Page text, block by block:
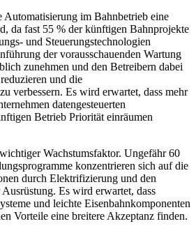
Automatisierung im Bahnbetrieb eine
da fast 55 % der künftigen Bahnprojekte
und Steuerungstechnologien
der vorausschauenden Wartung
zunehmen und den Betreibern dabei
und die
verbessern. Es wird erwartet, dass mehr
datengesteuerten
Betrieb Priorität einräumen
Wachstumsfaktor. Ungefähr 60
konzentrieren sich auf die
durch Elektrifizierung und den
Es wird erwartet, dass
und leichte Eisenbahnkomponenten
Vorteile eine breitere Akzeptanz finden.